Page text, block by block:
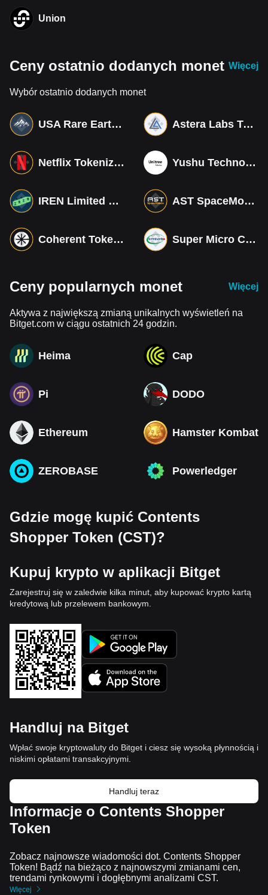
Union
Ceny ostatnio dodanych monet Więcej
Wybór ostatnio dodanych monet
USA Rare Earth Tokenized bStocks Astera Labs Tokenized bStocks
Netflix Tokenized bStocks Yushu Technology Co (Derivatives)
IREN Limited Tokenized bStocks AST SpaceMobile Tokenized bStocks
Coherent Tokenized bStocks Super Micro Computer Tokenized bStocks
Ceny popularnych monet Więcej
Aktywa z największą zmianą unikalnych wyświetleń na
Bitget.com w ciągu ostatnich 24 godzin.
Heima Cap
Pi DODO
Ethereum Hamster Kombat
ZEROBASE Powerledger
Gdzie mogę kupić Contents
Shopper Token (CST)?
Kupuj krypto w aplikacji Bitget
Zarejestruj się w zaledwie kilka minut, aby kupować krypto kartą
kredytową lub przelewem bankowym.
Handluj na Bitget
Wpłać swoje kryptowaluty do Bitget i ciesz się wysoką płynnością i
niskimi opłatami transakcyjnymi.
Handluj teraz
Informacje o Contents Shopper
Token
Zobacz najnowsze wiadomości dot. Contents Shopper
Token! Bądź na bieżąco z najnowszymi zmianami cen,
trendami rynkowymi i dogłębnymi analizami CST.
Więcej